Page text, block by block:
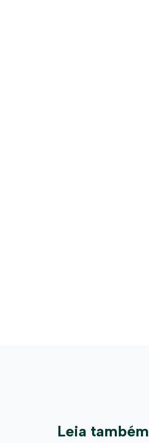
Leia também